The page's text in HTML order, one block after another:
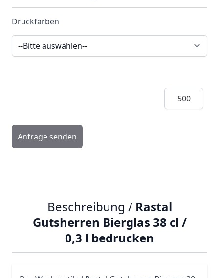
Druckfarben
Menge
Anfrage senden
Beschreibung / Rastal
Gutsherren Bierglas 38 cl /
0,3 l bedrucken